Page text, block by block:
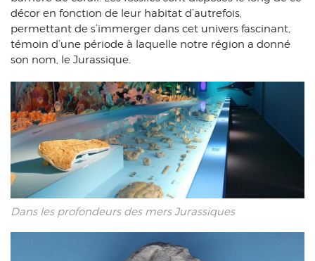
décor en fonction de leur habitat d’autrefois,
permettant de s’immerger dans cet univers fascinant,
témoin d’une période à laquelle notre région a donné
son nom, le Jurassique.
Dans les profondeurs des mers Jurassiques